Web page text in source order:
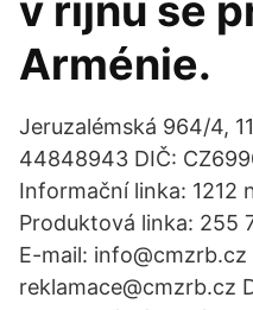
v říjnu se
Arménie.
Jeruzalémská 964/4,
44848943 DIČ:
Informační linka: 1212
Produktová linka: 255
E-mail:
reklamace@cmzrb.cz